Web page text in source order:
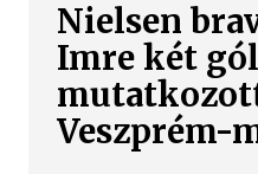
Nielsen
Imre két
Veszprém-